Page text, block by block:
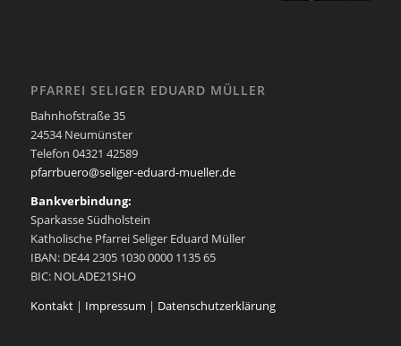
PFARREI SELIGER EDUARD MÜLLER
Bahnhofstraße 35
24534 Neumünster
Telefon 04321 42589
pfarrbuero@seliger-eduard-mueller.de
Bankverbindung:
Sparkasse Südholstein
Katholische Pfarrei Seliger Eduard Müller
IBAN: DE44 2305 1030 0000 1135 65
BIC: NOLADE21SHO
Kontakt| Impressum | Datenschutzerklärung